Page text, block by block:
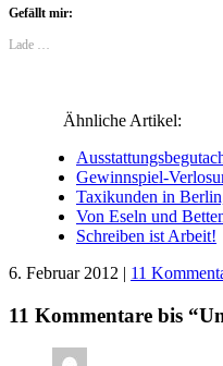
teilen
in
neuem
teilen
Gefällt mir:
Lade …
Ähnliche Artikel:
Gewinnspiel-
Taxikunden in
Von Eseln und
Schreiben ist Arbeit!
6. Februar 2012 | 11
11 Kommentare bis